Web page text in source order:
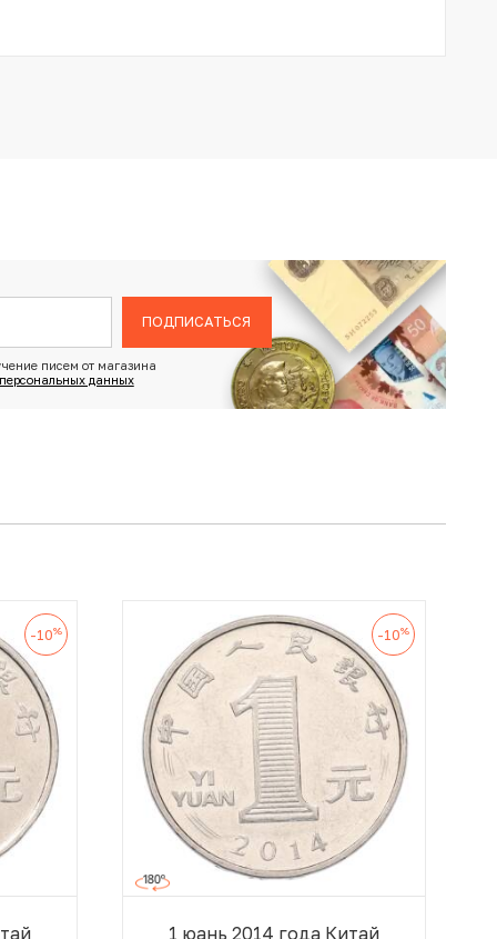
ПОДПИСАТЬСЯ
писем от магазина
данных
-10% -10%
1 юань 2014 года Китай